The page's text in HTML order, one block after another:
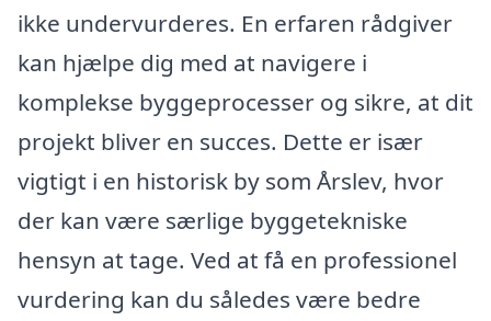
ikke undervurderes. En erfaren rådgiver
kan hjælpe dig med at navigere i
komplekse byggeprocesser og sikre, at dit
projekt bliver en succes. Dette er især
vigtigt i en historisk by som Årslev, hvor
der kan være særlige byggetekniske
hensyn at tage. Ved at få en professionel
vurdering kan du således være bedre